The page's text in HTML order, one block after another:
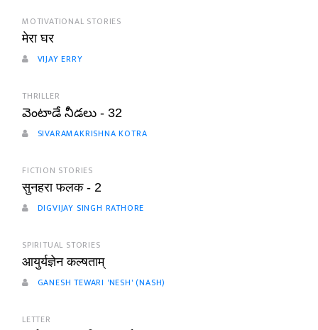
MOTIVATIONAL STORIES
मेरा घर
VIJAY ERRY
THRILLER
వెంటాడే నీడలు - 32
SIVARAMAKRISHNA KOTRA
FICTION STORIES
सुनहरा फलक - 2
DIGVIJAY SINGH RATHORE
SPIRITUAL STORIES
आयुर्यज्ञेन कल्षताम्
GANESH TEWARI 'NESH' (NASH)
LETTER